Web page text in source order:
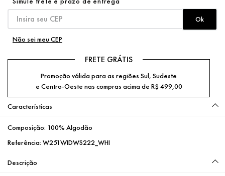
Não sei meu CEP
FRETE GRÁTIS
Promoção válida para as regiões Sul, Sudeste
e Centro-Oeste nas compras acima de R$ 499,00
Características
Composição: 100% Algodão
Referência: W251WIDWS222_WHI
Descrição